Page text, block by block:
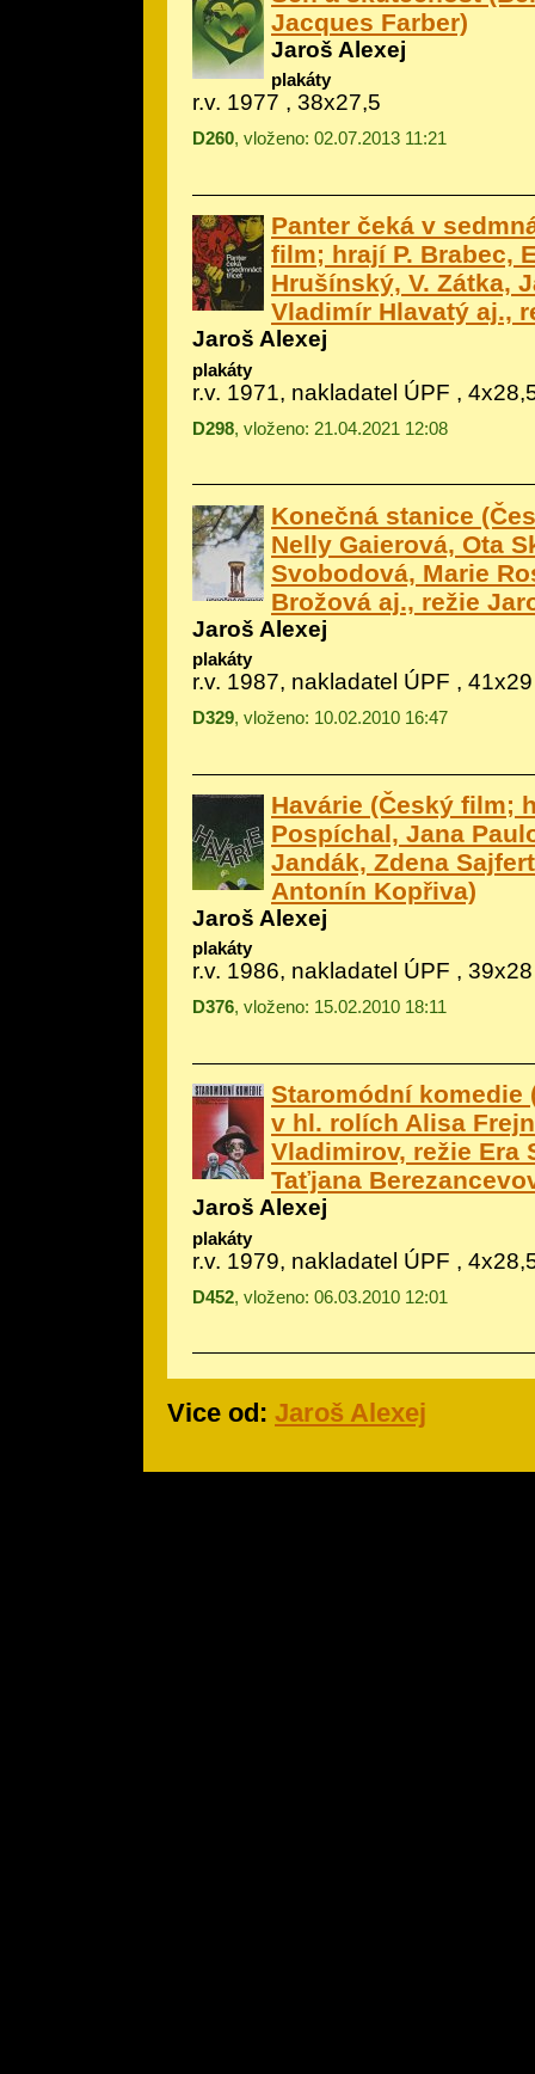
Jacques Farber)
Jaroš Alexej
plakáty
r.v. 1977 , 38x27,5
D260, vloženo: 02.07.2013 11:21
Panter čeká v
film; hrají P. Brabec,
Hrušínský, V. Zátka,
Vladimír Hlavatý aj.,
Jaroš Alexej
plakáty
r.v. 1971, nakladatel ÚPF ,
D298, vloženo: 21.04.2021 12:08
Konečná stanice
Nelly Gaierová, Ota
Svobodová, Marie
Brožová aj., režie
Jaroš Alexej
plakáty
r.v. 1987, nakladatel ÚPF , 41x29
D329, vloženo: 10.02.2010 16:47
Havárie (Český film;
Pospíchal, Jana
Jandák, Zdena
Antonín Kopřiva)
Jaroš Alexej
plakáty
r.v. 1986, nakladatel ÚPF , 39x28
D376, vloženo: 15.02.2010 18:11
Staromódní komedie
v hl. rolích Alisa
Vladimirov, režie Era
Taťjana
Jaroš Alexej
plakáty
r.v. 1979, nakladatel ÚPF ,
D452, vloženo: 06.03.2010 12:01
Vice od: Jaroš Alexej